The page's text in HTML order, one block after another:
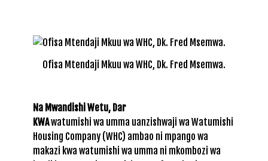
Ofisa Mtendaji Mkuu wa WHC, Dk. Fred Msemwa.
Na Mwandishi Wetu, Dar
KWAwatumishi wa umma uanzishwaji wa Watumishi
Housing Company (WHC) ambao ni mpango wa
makazi kwa watumishi wa umma ni mkombozi wa